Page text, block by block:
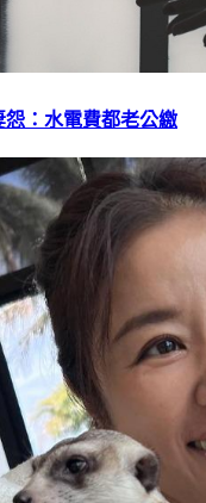
：水電費都老公繳